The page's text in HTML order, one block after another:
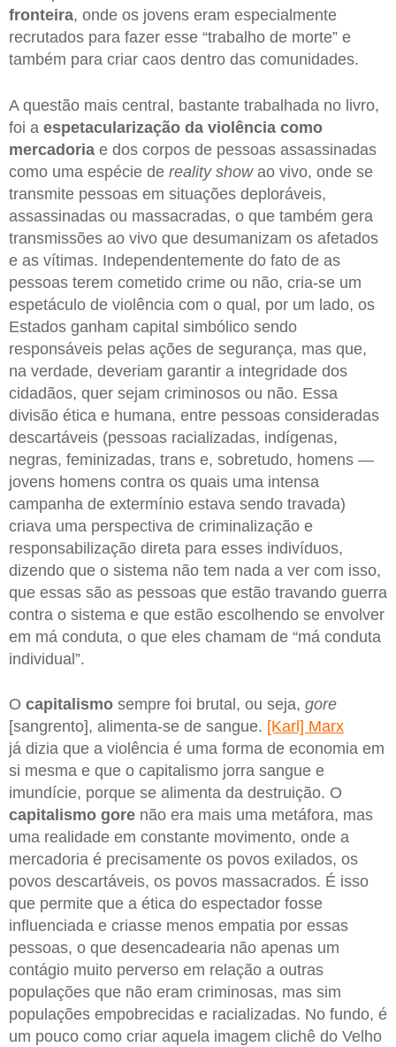
fronteira, onde os jovens eram especialmente
recrutados para fazer esse “trabalho de morte” e
também para criar caos dentro das comunidades.
A questão mais central, bastante trabalhada no livro,
foi a espetacularização da violência como
mercadoria e dos corpos de pessoas assassinadas
como uma espécie de reality showao vivo, onde se
transmite pessoas em situações deploráveis,
assassinadas ou massacradas, o que também gera
transmissões ao vivo que desumanizam os afetados
e as vítimas. Independentemente do fato de as
pessoas terem cometido crime ou não, cria-se um
espetáculo de violência com o qual, por um lado, os
Estados ganham capital simbólico sendo
responsáveis pelas ações de segurança, mas que,
na verdade, deveriam garantir a integridade dos
cidadãos, quer sejam criminosos ou não. Essa
divisão ética e humana, entre pessoas consideradas
descartáveis (pessoas racializadas, indígenas,
negras, feminizadas, trans e, sobretudo, homens —
jovens homens contra os quais uma intensa
campanha de extermínio estava sendo travada)
criava uma perspectiva de criminalização e
responsabilização direta para esses indivíduos,
dizendo que o sistema não tem nada a ver com isso,
que essas são as pessoas que estão travando guerra
contra o sistema e que estão escolhendo se envolver
em má conduta, o que eles chamam de “má conduta
individual”.
O capitalismo sempre foi brutal, ou seja, gore
[sangrento], alimenta-se de sangue. [Karl] Marx
já dizia que a violência é uma forma de economia em
si mesma e que o capitalismo jorra sangue e
imundície, porque se alimenta da destruição. O
capitalismo gore não era mais uma metáfora, mas
uma realidade em constante movimento, onde a
mercadoria é precisamente os povos exilados, os
povos descartáveis, os povos massacrados. É isso
que permite que a ética do espectador fosse
influenciada e criasse menos empatia por essas
pessoas, o que desencadearia não apenas um
contágio muito perverso em relação a outras
populações que não eram criminosas, mas sim
populações empobrecidas e racializadas. No fundo, é
um pouco como criar aquela imagem clichê do Velho